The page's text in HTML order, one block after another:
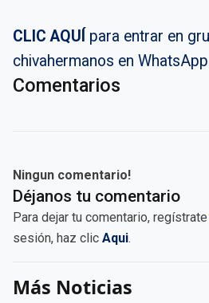
CLIC AQUÍ para entrar en
chivahermanos en WhatsApp
Comentarios
Ningun comentario!
Déjanos tu comentario
Para dejar tu comentario, regístrate
sesión, haz clic Aqui.
Más Noticias